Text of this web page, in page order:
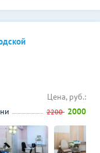
Цена, руб.:
2200 2000